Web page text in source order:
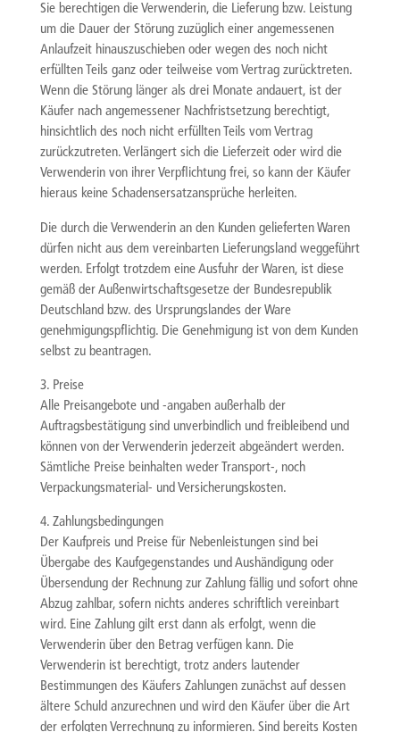
Sie berechtigen die Verwenderin, die Lieferung bzw. Leistung
um die Dauer der Störung zuzüglich einer angemessenen
Anlaufzeit hinauszuschieben oder wegen des noch nicht
erfüllten Teils ganz oder teilweise vom Vertrag zurücktreten.
Wenn die Störung länger als drei Monate andauert, ist der
Käufer nach angemessener Nachfristsetzung berechtigt,
hinsichtlich des noch nicht erfüllten Teils vom Vertrag
zurückzutreten. Verlängert sich die Lieferzeit oder wird die
Verwenderin von ihrer Verpflichtung frei, so kann der Käufer
hieraus keine Schadensersatzansprüche herleiten.
Die durch die Verwenderin an den Kunden gelieferten Waren
dürfen nicht aus dem vereinbarten Lieferungsland weggeführt
werden. Erfolgt trotzdem eine Ausfuhr der Waren, ist diese
gemäß der Außenwirtschaftsgesetze der Bundesrepublik
Deutschland bzw. des Ursprungslandes der Ware
genehmigungspflichtig. Die Genehmigung ist von dem Kunden
selbst zu beantragen.
3. Preise
Alle Preisangebote und -angaben außerhalb der
Auftragsbestätigung sind unverbindlich und freibleibend und
können von der Verwenderin jederzeit abgeändert werden.
Sämtliche Preise beinhalten weder Transport-, noch
Verpackungsmaterial- und Versicherungskosten.
4. Zahlungsbedingungen
Der Kaufpreis und Preise für Nebenleistungen sind bei
Übergabe des Kaufgegenstandes und Aushändigung oder
Übersendung der Rechnung zur Zahlung fällig und sofort ohne
Abzug zahlbar, sofern nichts anderes schriftlich vereinbart
wird. Eine Zahlung gilt erst dann als erfolgt, wenn die
Verwenderin über den Betrag verfügen kann. Die
Verwenderin ist berechtigt, trotz anders lautender
Bestimmungen des Käufers Zahlungen zunächst auf dessen
ältere Schuld anzurechnen und wird den Käufer über die Art
der erfolgten Verrechnung zu informieren. Sind bereits Kosten